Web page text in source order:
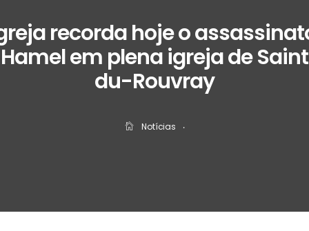
recorda hoje o
em plena igreja de
du-Rouvray
Notícias ‧